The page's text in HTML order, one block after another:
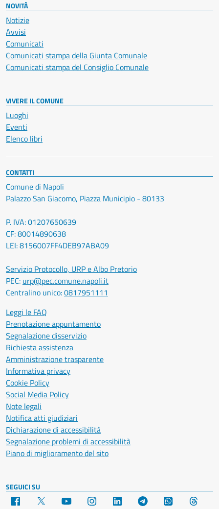
NOVITÀ
Notizie
Avvisi
Comunicati
Comunicati stampa della Giunta Comunale
Comunicati stampa del Consiglio Comunale
VIVERE IL COMUNE
Luoghi
Eventi
Elenco libri
CONTATTI
Comune di Napoli
Palazzo San Giacomo, Piazza Municipio - 80133
P. IVA: 01207650639
CF: 80014890638
LEI: 8156007FF4DEB97ABA09
Servizio Protocollo, URP e Albo Pretorio
PEC: urp@pec.comune.napoli.it
Centralino unico:0817951111
Leggi le FAQ
Prenotazione appuntamento
Segnalazione disservizio
Richiesta assistenza
Amministrazione trasparente
Informativa privacy
Cookie Policy
Social Media Policy
Note legali
Notifica atti giudiziari
Dichiarazione di accessibilità
Segnalazione problemi di accessibilità
Piano di miglioramento del sito
SEGUICI SU
Facebook YouTube Instagram LinkedIn Telegram WhatsApp